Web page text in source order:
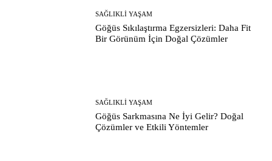
SAĞLIKLI YAŞAM
Göğüs Sıkılaştırma Egzersizleri: Daha Fit
Bir Görünüm İçin Doğal Çözümler
SAĞLIKLI YAŞAM
Göğüs Sarkmasına Ne İyi Gelir? Doğal
Çözümler ve Etkili Yöntemler